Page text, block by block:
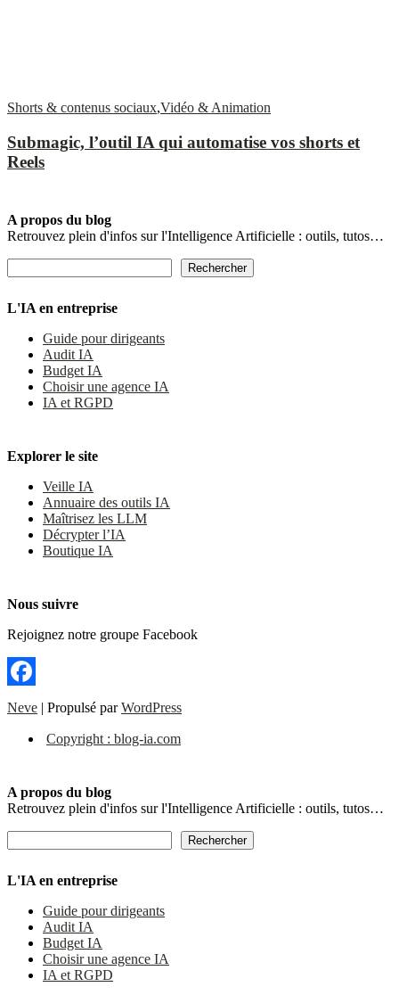
Shorts & contenus sociaux,Vidéo & Animation
Submagic, l’outil IA qui automatise vos shorts et
Reels
A propos du blog
Retrouvez plein d'infos sur l'Intelligence Artificielle : outils, tutos…
Rechercher
L'IA en entreprise
Guide pour dirigeants
Audit IA
Budget IA
Choisir une agence IA
IA et RGPD
Explorer le site
Veille IA
Annuaire des outils IA
Maîtrisez les LLM
Décrypter l’IA
Boutique IA
Nous suivre
Rejoignez notre groupe Facebook
Facebook
Neve | Propulsé parWordPress
Copyright : blog-ia.com
A propos du blog
Retrouvez plein d'infos sur l'Intelligence Artificielle : outils, tutos…
Rechercher
L'IA en entreprise
Guide pour dirigeants
Audit IA
Budget IA
Choisir une agence IA
IA et RGPD